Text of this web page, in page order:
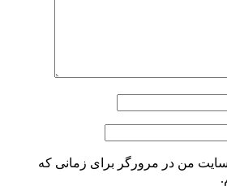
من در مرورگر برای زمانی که